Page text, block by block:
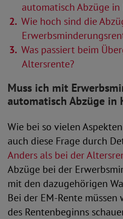
automatisch Abzüge in
Wie hoch sind die
Was passiert beim
Altersrente?
Muss ich mit
automatisch Abzüge in
Wie bei so vielen
auch diese Frage durch
Anders als bei der
Abzüge bei der
mit den dazugehörigen
Bei der EM-Rente
des Rentenbeginns